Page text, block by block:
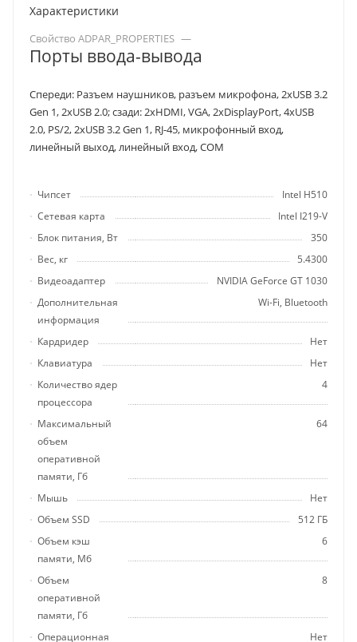
Характеристики
Свойство ADPAR_PROPERTIES —
Порты ввода-вывода
Спереди: Разъем наушников, разъем микрофона, 2хUSB 3.2
Gen 1, 2хUSB 2.0; сзади: 2хHDMI, VGA, 2хDisplayPort, 4хUSB
2.0, PS/2, 2хUSB 3.2 Gen 1, RJ-45, микрофонный вход,
линейный выход, линейный вход, COM
Чипсет
Intel H510
Cетевая карта
Intel I219-V
Блок питания, Вт
350
Вес, кг
5.4300
Видеоадаптер
NVIDIA GeForce GT 1030
Дополнительная
информация
Wi-Fi, Bluetooth
Кардридер
Нет
Клавиатура
Нет
Количество ядер
процессора
4
Максимальный
объем
оперативной
памяти, Гб
64
Мышь
Нет
Объем SSD
512 ГБ
Объем кэш
памяти, Мб
6
Объем
оперативной
памяти, Гб
8
Операционная
Нет